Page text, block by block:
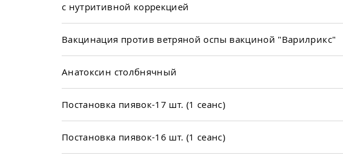
с нутритивной коррекцией
Вакцинация против ветряной оспы вакциной "Варилрикс"
Анатоксин столбнячный
Постановка пиявок-17 шт. (1 сеанс)
Постановка пиявок-16 шт. (1 сеанс)